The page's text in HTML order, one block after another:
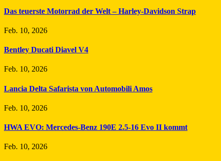
Das teuerste Motorrad der Welt – Harley-Davidson Strap
Feb. 10, 2026
Bentley Ducati Diavel V4
Feb. 10, 2026
Lancia Delta Safarista von Automobili Amos
Feb. 10, 2026
HWA EVO: Mercedes-Benz 190E 2.5-16 Evo II kommt
Feb. 10, 2026